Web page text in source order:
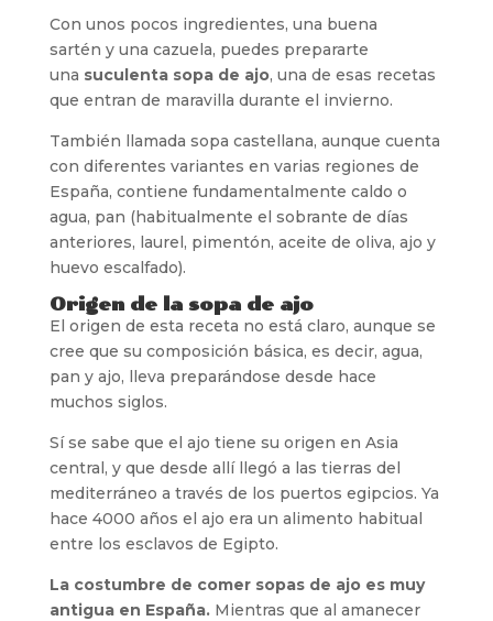
Con unos pocos ingredientes, una buena
sartén y una cazuela, puedes prepararte
una suculenta sopa de ajo, una de esas recetas
que entran de maravilla durante el invierno.
También llamada sopa castellana, aunque cuenta
con diferentes variantes en varias regiones de
España, contiene fundamentalmente caldo o
agua, pan (habitualmente el sobrante de días
anteriores, laurel, pimentón, aceite de oliva, ajo y
huevo escalfado).
Origen de la sopa de ajo
El origen de esta receta no está claro, aunque se
cree que su composición básica, es decir, agua,
pan y ajo, lleva preparándose desde hace
muchos siglos.
Sí se sabe que el ajo tiene su origen en Asia
central, y que desde allí llegó a las tierras del
mediterráneo a través de los puertos egipcios. Ya
hace 4000 años el ajo era un alimento habitual
entre los esclavos de Egipto.
La costumbre de comer sopas de ajo es muy
antigua en España.Mientras que al amanecer